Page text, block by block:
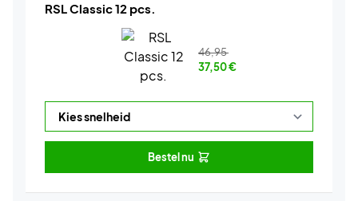
RSL Classic 12 pcs.
46,95
37,50€
Bestel nu